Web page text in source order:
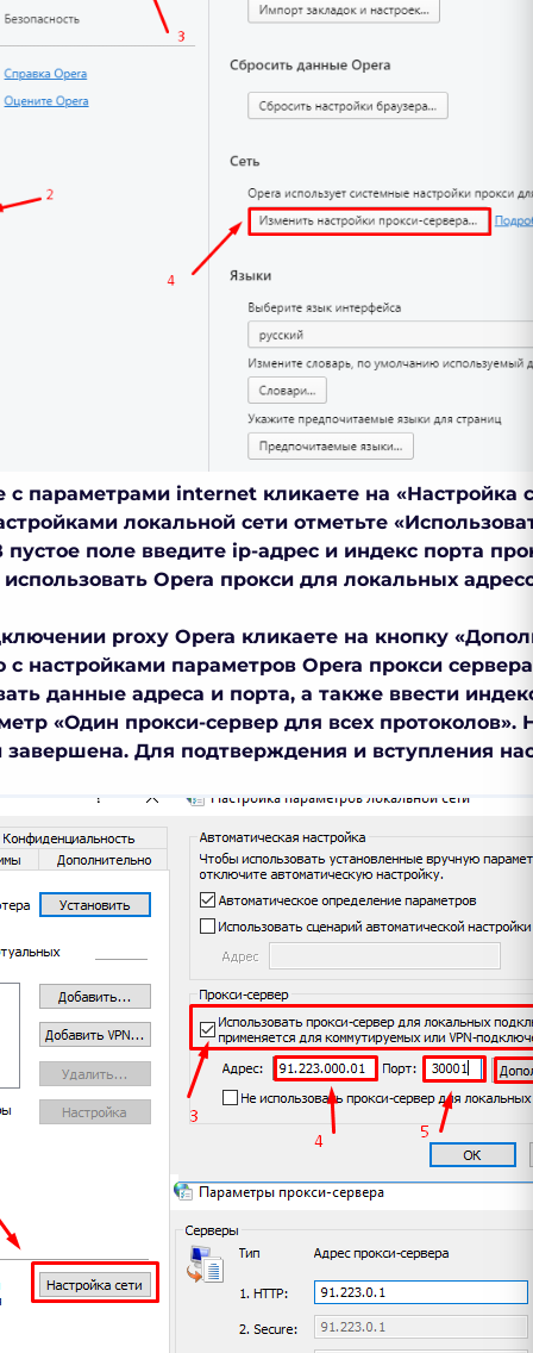
с параметрами internet кликаете на «Настройка
локальной сети отметьте
поле введите ip-адрес и индекс порта
Opera прокси для локальных
proxy Opera кликаете на кнопку
с настройками параметров Opera прокси
данные адреса и порта, а также ввести
«Один прокси-сервер для всех
завершена. Для подтверждения и вступления